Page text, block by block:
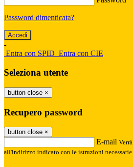
Password dimenticata?
-
Entra con SPID Entra con CIE
Seleziona utente
button close ×
Recupero password
button close ×
E-mail
all'indirizzo indicato con le istruzioni necessarie.